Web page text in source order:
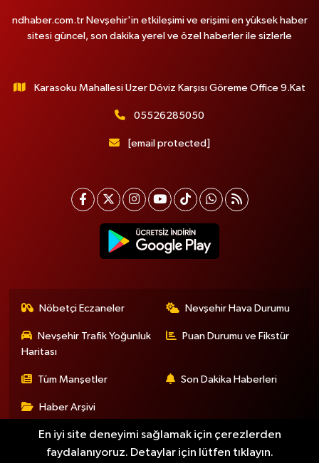
ndhaber.com.tr Nevşehir'in etkileşimi ve erişimi en yüksek haber
sitesi güncel, son dakika yerel ve özel haberler ile sizlerle
Karasoku Mahallesi Uzer Döviz Karşısı Göreme Office 9.Kat
05526285050
[email protected]
Nöbetçi Eczaneler Nevşehir Hava Durumu
Nevşehir Trafik Yoğunluk
Haritası
Puan Durumu ve Fikstür
Tüm Manşetler Son Dakika Haberleri
Haber Arşivi
En iyi site deneyimi sağlamak için çerezlerden
faydalanıyoruz. Detaylar için lütfen tıklayın.